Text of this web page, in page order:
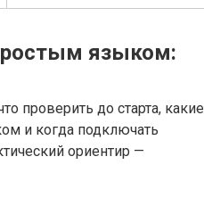
языком:
проверить до старта, какие
и когда подключать
ориентир —